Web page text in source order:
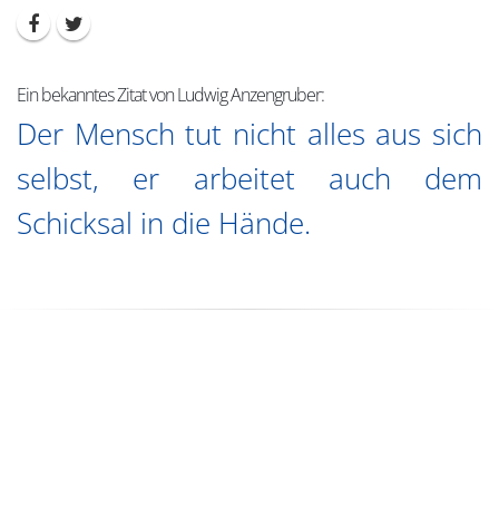
Ein bekanntes Zitat von Ludwig Anzengruber:
Der Mensch tut nicht alles aus sich
selbst, er arbeitet auch dem
Schicksal in die Hände.